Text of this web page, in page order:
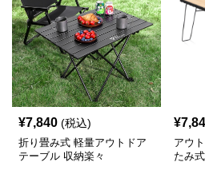
¥7,840 (税込)
折り畳み式 軽量アウトドア
テーブル 収納楽々
¥
アウ
たみ